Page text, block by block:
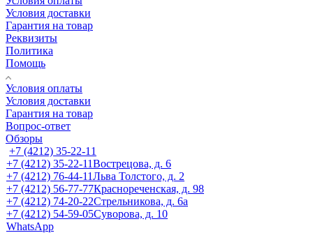
Условия доставки
Гарантия на товар
Реквизиты
Политика
Помощь
Условия оплаты
Условия доставки
Гарантия на товар
Вопрос-ответ
Обзоры
+7 (4212) 35-22-11
+7 (4212) 35-22-11Вострецова, д. 6
+7 (4212) 76-44-11Льва Толстого, д. 2
+7 (4212) 56-77-77Краснореченская, д. 98
+7 (4212) 74-20-22Стрельникова, д. 6а
+7 (4212) 54-59-05Суворова, д. 10
WhatsApp